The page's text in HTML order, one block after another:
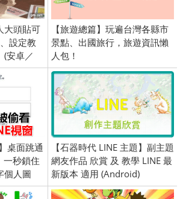
大頭貼可
設定教
(安卓／
【旅遊總篇】玩遍台灣各縣市
景點、出國旅行，旅遊資訊懶
人包！
桌面跳通
一秒鎖住
個人圖
【石器時代 LINE 主題】副主題
網友作品 欣賞 及 教學 LINE 最
新版本 適用 (Android)